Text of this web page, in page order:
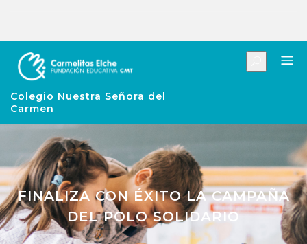
Colegio Nuestra Señora del
Carmen
FINALIZA CON ÉXITO LA CAMPAÑA
DEL POLO SOLIDARIO